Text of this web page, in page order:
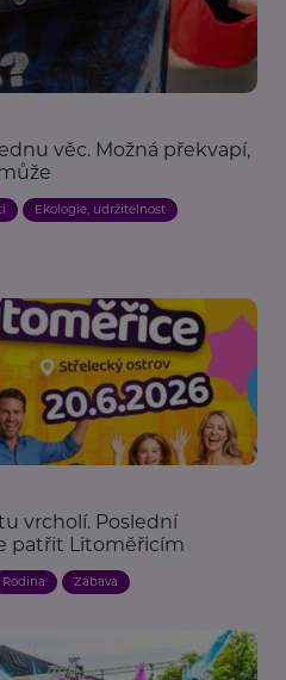
věc. Možná překvapí,
Ekologie, udržitelnost
vrcholí. Poslední
patřit Litoměřicím
Rodina Zábava